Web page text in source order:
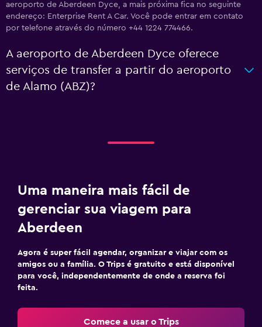
aeroporto de Aberdeen Dyce, a mais próxima fica no seguinte
endereço: Enterprise Rent A Car. Você pode entrar em contato
por telefone através do número +44 1224 774466.
A aeroporto de Aberdeen Dyce oferece
serviços de transfer a partir do aeroporto
de Alamo (ABZ)?
Uma maneira mais fácil de
gerenciar sua viagem para
Aberdeen
Agora é super fácil agendar, organizar e viajar com os
amigos ou a família. O Trips é gratuito e está disponível
para você, independentemente de onde a reserva foi
feita.
Comece a usar o Trips